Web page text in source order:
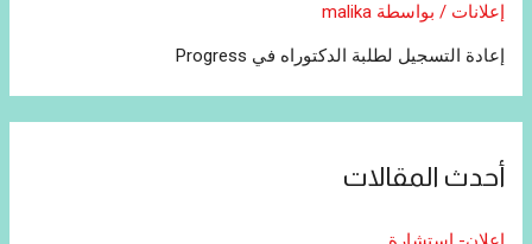
إعلانات / بواسطة malika
إعادة التسجيل لطلبة الدكتوراه في Progress
أحدث المقالات